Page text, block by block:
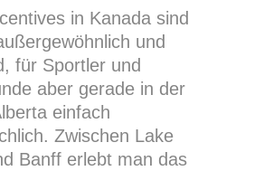
in Kanada sind
und
für Sportler und
aber gerade in der
einfach
Zwischen Lake
Banff erlebt man das